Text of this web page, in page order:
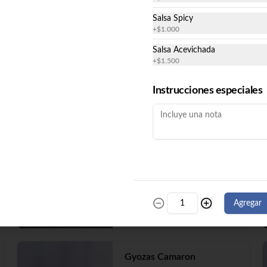
Ebi Furai
en panko.
Gyozas Camaron
Salsa Spicy
+$1.000
Salsa Acevichada
+$1.500
Instrucciones especiales
Agregar